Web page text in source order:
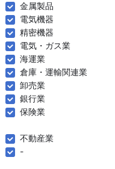
確認した有報締日
2025年02月28日
2024年09月30日
金属製品
電気機器
精密機器
電気・ガス業
海運業
倉庫・運輸関連業
卸売業
銀行業
保険業
不動産業
-